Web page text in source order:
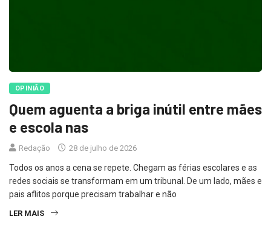
OPINIÃO
Quem aguenta a briga inútil entre mães
e escola nas
Redação 28 de julho de 2026
Todos os anos a cena se repete. Chegam as férias escolares e as
redes sociais se transformam em um tribunal. De um lado, mães e
pais aflitos porque precisam trabalhar e não
LER MAIS